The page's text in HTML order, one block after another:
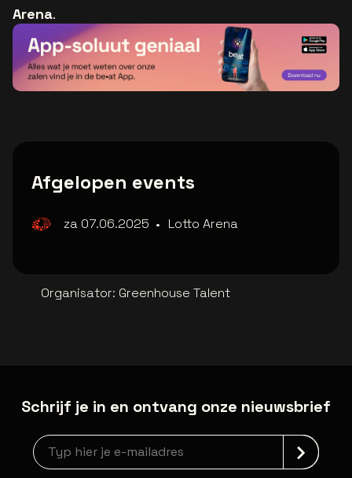
Arena.
Afgelopen events
za 07.06.2025 • Lotto Arena
Organisator: Greenhouse Talent
Schrijf je in en ontvang onze nieuwsbrief
Nieuwsbrief aanmelding